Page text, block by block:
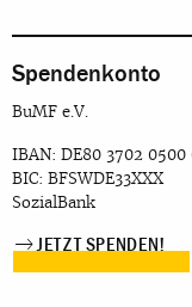
Spendenkonto
BuMF e.V.
IBAN: DE80 3702
BIC: BFSWDE33XXX
SozialBank
JETZT SPENDEN!